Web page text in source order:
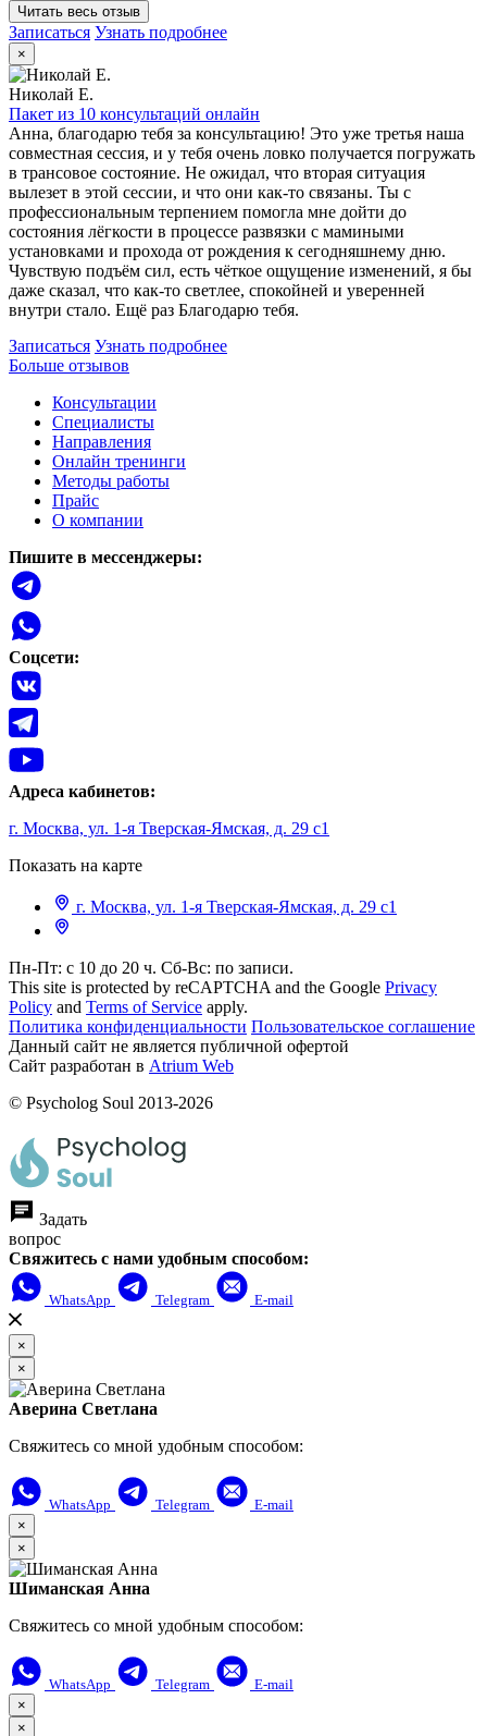
Читать весь отзыв
Записаться Узнать подробнее
×
Николай Е.
Пакет из 10 консультаций онлайн
Анна, благодарю тебя за консультацию! Это уже третья наша
совместная сессия, и у тебя очень ловко получается погружать
в трансовое состояние. Не ожидал, что вторая ситуация
вылезет в этой сессии, и что они как-то связаны. Ты с
профессиональным терпением помогла мне дойти до
состояния лёгкости в процессе развязки с мамиными
установками и прохода от рождения к сегодняшнему дню.
Чувствую подъём сил, есть чёткое ощущение изменений, я бы
даже сказал, что как-то светлее, спокойней и уверенней
внутри стало. Ещё раз Благодарю тебя.
Записаться Узнать подробнее
Больше отзывов
Консультации
Специалисты
Направления
Онлайн тренинги
Методы работы
Прайс
О компании
Пишите в мессенджеры:
Соцсети:
Адреса кабинетов:
г. Москва, ул. 1-я Тверская-Ямская, д. 29 с1
Показать на карте
г. Москва, ул. 1-я Тверская-Ямская, д. 29 с1
Пн-Пт: с 10 до 20 ч. Сб-Вс: по записи.
This site is protected by reCAPTCHA and the Google Privacy
Policy and Terms of Service apply.
Политика конфиденциальности Пользовательское соглашение
Данный сайт не является публичной офертой
Сайт разработан в Atrium Web
© Psycholog Soul 2013-2026
Задать
вопрос
Свяжитесь с нами удобным способом:
WhatsApp Telegram E-mail
×
×
Аверина Светлана
Свяжитесь со мной удобным способом:
WhatsApp Telegram
E-mail
×
×
Шиманская Анна
Свяжитесь со мной удобным способом:
WhatsApp Telegram
E-mail
×
×